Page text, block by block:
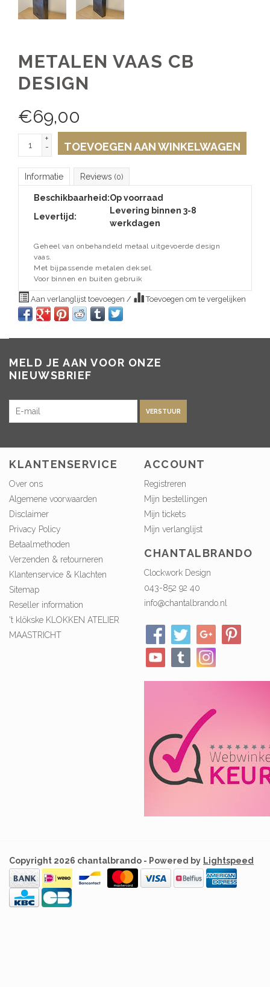
METALEN VAAS CB
DESIGN
€69,00
+
-
TOEVOEGEN AAN WINKELWAGEN
Informatie Reviews (0)
Beschikbaarheid:Op voorraad
Levertijd:
Levering binnen 3-8
werkdagen
Geheel van onbehandeld metaal uitgevoerde design
vaas.
Met bijpassende metalen deksel.
Voor binnen en buiten gebruik
Aan verlanglijst toevoegen / Toevoegen om te vergelijken
MELD JE AAN VOOR ONZE
NIEUWSBRIEF
VERSTUUR
KLANTENSERVICE
Over ons
Algemene voorwaarden
Disclaimer
Privacy Policy
Betaalmethoden
Verzenden & retourneren
Klantenservice & Klachten
Sitemap
Reseller information
't klökske KLOKKEN ATELIER
MAASTRICHT
ACCOUNT
Registreren
Mijn bestellingen
Mijn tickets
Mijn verlanglijst
CHANTALBRANDO
Clockwork Design
043-852 92 40
info@chantalbrando.nl
Copyright 2026 chantalbrando - Powered by Lightspeed